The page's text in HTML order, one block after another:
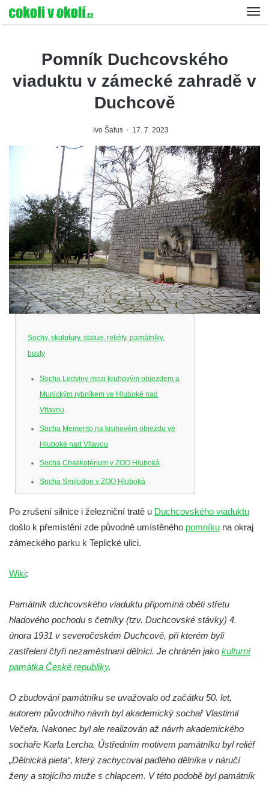
Pomník Duchcovského
viaduktu v zámecké zahradě v
Duchcově
Ivo Šafus 17. 7. 2023
Sochy, skulptury, statue, reliéfy, památníky,
busty
Socha Ledviny mezi kruhovým objezdem a
Munickým rybníkem ve Hluboké nad
Vltavou
Socha Memento na kruhovém objezdu ve
Hluboké nad Vltavou
Socha Chalikotérium v ZOO Hluboká
Socha Smilodon v ZOO Hluboká
Socha Koroun bezzubý v ZOO Hluboká
Socha Vydry si hrají v ZOO Hluboká
Socha Přátelství v ZOO Hluboká
Socha Matka příroda v ZOO Hluboká
Socha Kudlanka v ZOO Hluboká
Socha Vlčice s mládětem v ZOO Hluboká
Socha Rys číhající na srnu v ZOO Hluboká
Socha Orlice v ZOO Hluboká
Socha Tygr v ZOO Hluboká
Po zrušení silnice i železniční tratě u Duchcovského viaduktu
došlo k přemístění zde původně umístěného pomníku na okraj
zámeckého parku k Teplické ulici.
Wiki:
Památník duchcovského viaduktu připomíná oběti střetu
hladového pochodu s četníky (tzv. Duchcovské stávky) 4.
února 1931 v severočeském Duchcově, při kterém byli
zastřeleni čtyři nezaměstnaní dělníci. Je chráněn jako kulturní
památka České republiky.
O zbudování památníku se uvažovalo od začátku 50. let,
autorem původního návrh byl akademický sochař Vlastimil
Večeřa. Nakonec byl ale realizován až návrh akademického
sochaře Karla Lercha. Ústředním motivem památníku byl reliéf
„Dělnická pieta“, který zachycoval padlého dělníka v náručí
ženy a stojícího muže s chlapcem. V této podobě byl památník